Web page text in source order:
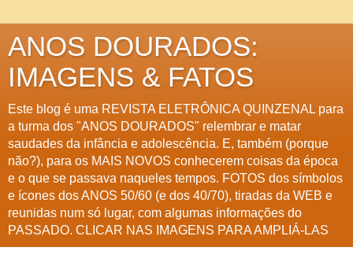
ANOS DOURADOS:
IMAGENS & FATOS
Este blog é uma REVISTA ELETRÔNICA QUINZENAL para
a turma dos "ANOS DOURADOS" relembrar e matar
saudades da infância e adolescência. E, também (porque
não?), para os MAIS NOVOS conhecerem coisas da época
e o que se passava naqueles tempos. FOTOS dos símbolos
e ícones dos ANOS 50/60 (e dos 40/70), tiradas da WEB e
reunidas num só lugar, com algumas informações do
PASSADO. CLICAR NAS IMAGENS PARA AMPLIÁ-LAS